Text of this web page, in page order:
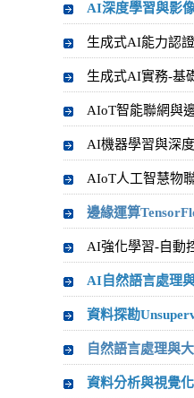
AI深度學習與影
生成式AI能力認
生成式AI實務-基
AIoT智能聯網與
AI機器學習與深
AIoT人工智慧物
邊緣運算
AI強化學習-自動
AI自然語言處理
資料探勘
自然語言處理與
資料分析與視覺化